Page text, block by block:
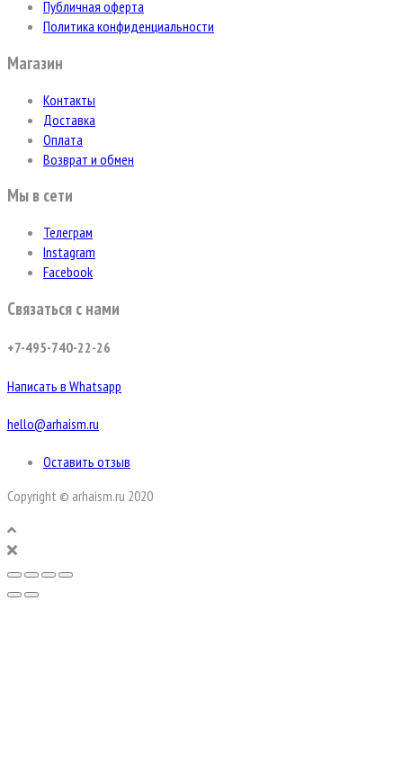
Публичная оферта
Политика конфиденциальности
Магазин
Контакты
Доставка
Оплата
Возврат и обмен
Мы в сети
Телеграм
Instagram
Facebook
Связаться с нами
+7-495-740-22-26
Написать в Whatsapp
hello@arhaism.ru
Оставить отзыв
Copyright © arhaism.ru 2020